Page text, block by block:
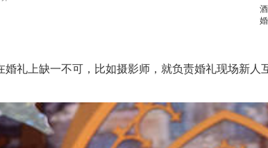
上缺一不可，比如摄影师，就负责婚礼现场新人